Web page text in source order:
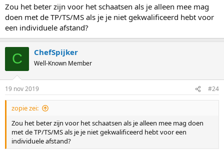
Zou het beter zijn voor het schaatsen als je alleen mee mag
doen met de TP/TS/MS als je je niet gekwalificeerd hebt voor
een individuele afstand?
C ChefSpijker
Well-Known Member
19 nov 2019 #24
zopie zei:
Zou het beter zijn voor het schaatsen als je alleen mee mag doen
met de TP/TS/MS als je je niet gekwalificeerd hebt voor een
individuele afstand?